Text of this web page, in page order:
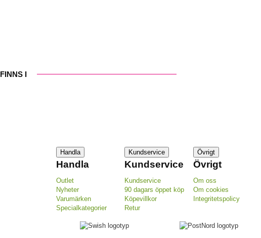
FINNS I
Handla
Handla
Outlet
Nyheter
Varumärken
Specialkategorier
Kundservice
Kundservice
Kundservice
90 dagars öppet köp
Köpevillkor
Retur
Övrigt
Övrigt
Om oss
Om cookies
Integritetspolicy